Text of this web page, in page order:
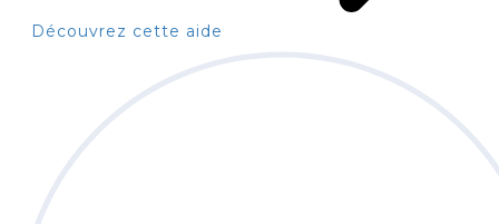
Découvrez cette aide